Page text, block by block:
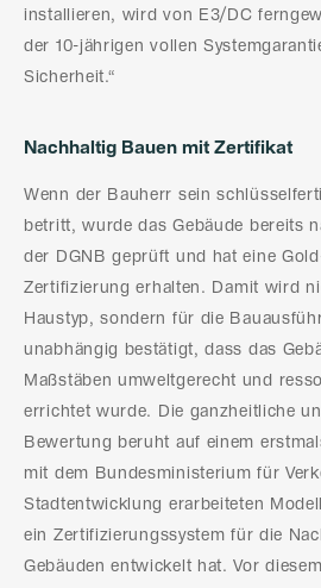
installieren, wird von E3/DC
der 10-jährigen vollen
Sicherheit.“
Nachhaltig Bauen mit Zertifikat
Wenn der Bauherr sein
betritt, wurde das Gebäude bereits
der DGNB geprüft und hat eine
Zertifizierung erhalten. Damit wird
Haustyp, sondern für die
unabhängig bestätigt, dass das
Maßstäben umweltgerecht und
errichtet wurde. Die ganzheitliche
Bewertung beruht auf einem
mit dem Bundesministerium für
Stadtentwicklung erarbeiteten
ein Zertifizierungssystem für die
Gebäuden entwickelt hat. Vor